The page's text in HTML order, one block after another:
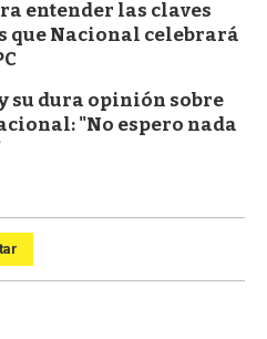
entender las claves
que Nacional celebrará
su dura opinión sobre
"No espero nada